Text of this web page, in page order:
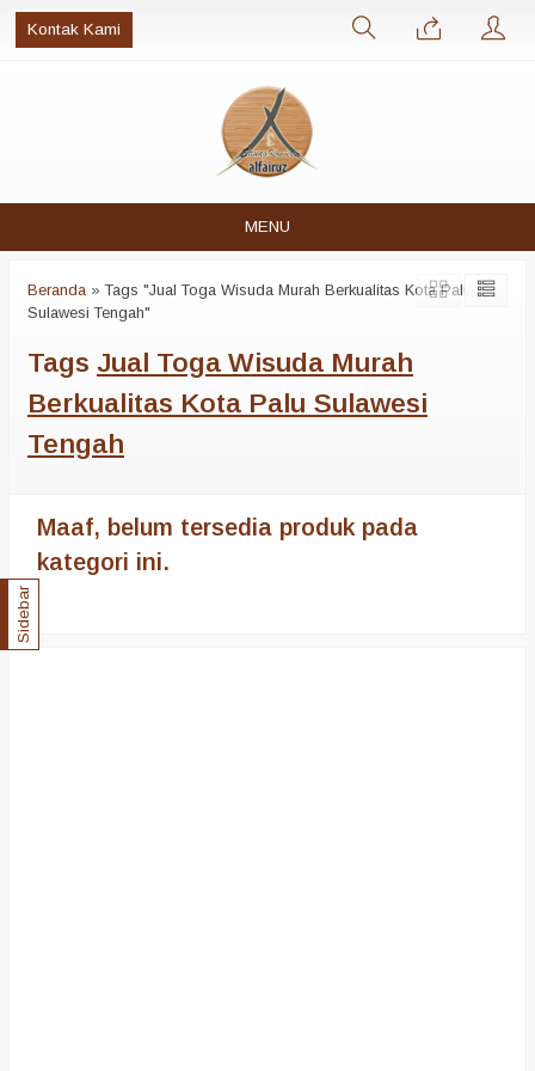
Kontak Kami
MENU
Beranda »Tags "Jual Toga Wisuda Murah Berkualitas Kota Palu
Sulawesi Tengah"
Tags Jual Toga Wisuda Murah
Berkualitas Kota Palu Sulawesi
Tengah
Maaf, belum tersedia produk pada
kategori ini.
Sidebar